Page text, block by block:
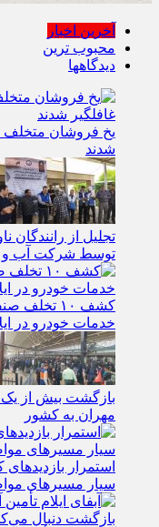
آخرین اخبار
محبوب ترین
یخ‌ فروشان متخلف
شدند
توسط شرکت آب و
کشف ۱۰
خدمات خودرو در
مهران به کشور
استمرار
سیار مسیرهای